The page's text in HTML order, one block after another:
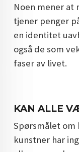
Noen mener at
tjener penger
en identitet
også de som
faser av livet.
KAN ALLE
Spørsmålet om
kunstner har